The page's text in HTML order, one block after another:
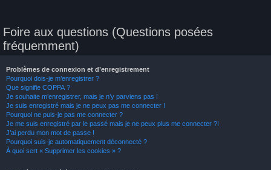
Foire aux questions (Questions posées
fréquemment)
Problèmes de connexion et d’enregistrement
Pourquoi dois-je m’enregistrer ?
Que signifie COPPA ?
Je souhaite m’enregistrer, mais je n’y parviens pas !
Je suis enregistré mais je ne peux pas me connecter !
Pourquoi ne puis-je pas me connecter ?
Je me suis enregistré par le passé mais je ne peux plus me connecter ?!
J’ai perdu mon mot de passe !
Pourquoi suis-je automatiquement déconnecté ?
À quoi sert « Supprimer les cookies » ?